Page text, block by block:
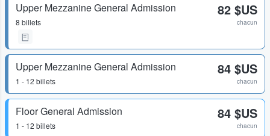
Upper Mezzanine General Admission
8 billets
82 $US
chacun
Upper Mezzanine General Admission
1 - 12 billets
84 $US
chacun
Floor General Admission
1 - 12 billets
84 $US
chacun